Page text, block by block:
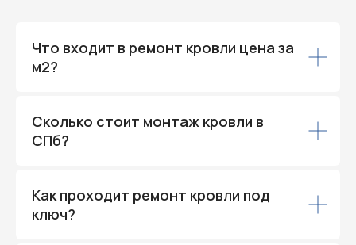
Что входит в ремонт кровли цена за
м2?
Сколько стоит монтаж кровли в
СПб?
Как проходит ремонт кровли под
ключ?